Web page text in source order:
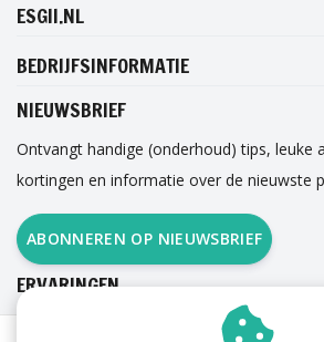
ESGII.NL
BEDRIJFSINFORMATIE
NIEUWSBRIEF
Ontvangt handige (onderhoud) tips, leuke
kortingen en informatie over de nieuwste
ABONNEREN OP NIEUWSBRIEF
ERVARINGEN